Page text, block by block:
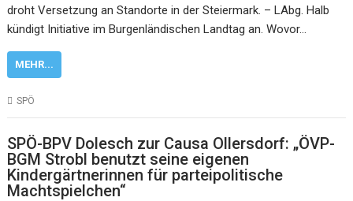
droht Versetzung an Standorte in der Steiermark. – LAbg. Halb
kündigt Initiative im Burgenländischen Landtag an. Wovor…
MEHR...
SPÖ
SPÖ-BPV Dolesch zur Causa Ollersdorf: „ÖVP-
BGM Strobl benutzt seine eigenen
Kindergärtnerinnen für parteipolitische
Machtspielchen“